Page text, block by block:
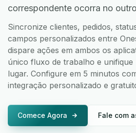
correspondente ocorra no
Sincronize clientes, pedidos,
campos personalizados entre
dispare ações em ambos os
único fluxo de trabalho e unifique
lugar. Configure em 5 minutos
integração personalizado e
Comece Agora Fale com